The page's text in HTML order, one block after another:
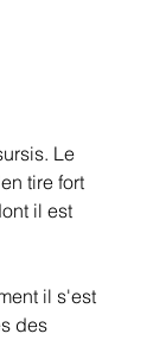
Le
tire fort
il est
des